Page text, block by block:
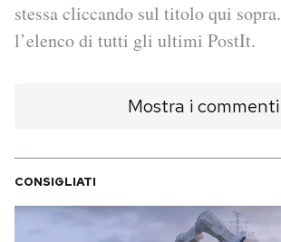
I MIEI PREFERITI
stessa cliccando sul titolo qui sopra.
l’elenco di tutti gli ultimi PostIt.
Mostra i commenti
CONSIGLIATI